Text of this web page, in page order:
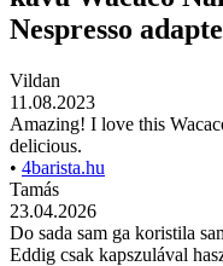
Nespresso
Vildan
11.08.2023
Amazing! I love this
delicious.
• 4barista.hu
Tamás
23.04.2026
Do sada sam ga koristila
Eddig csak kapszulával